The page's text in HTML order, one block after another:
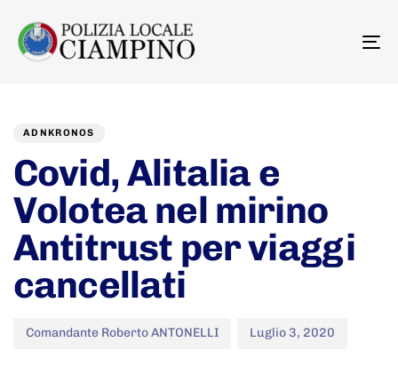
ADNKRONOS
Covid, Alitalia e
Volotea nel mirino
Antitrust per viaggi
cancellati
Comandante Roberto ANTONELLI Luglio 3, 2020